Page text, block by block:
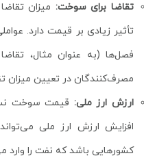
تقاضا برای سوخت: میزان
تأثیر زیادی بر قیمت دارد.
فصل‌ها (به عنوان مثال،
مصرف‌کنندگان در تعیین میزان
ارزش ارز ملی: قیمت سوخت
افزایش ارزش ارز ملی
کشورهایی باشد که نفت را وارد